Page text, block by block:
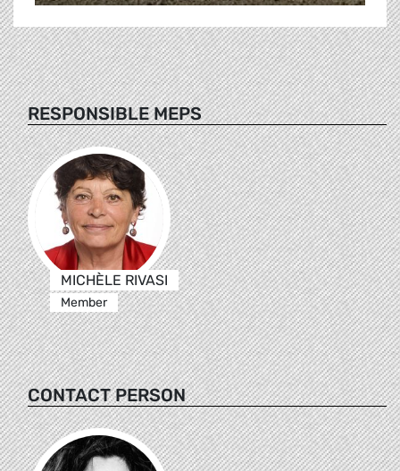
RESPONSIBLE MEPS
MICHÈLE RIVASI
Member
CONTACT PERSON